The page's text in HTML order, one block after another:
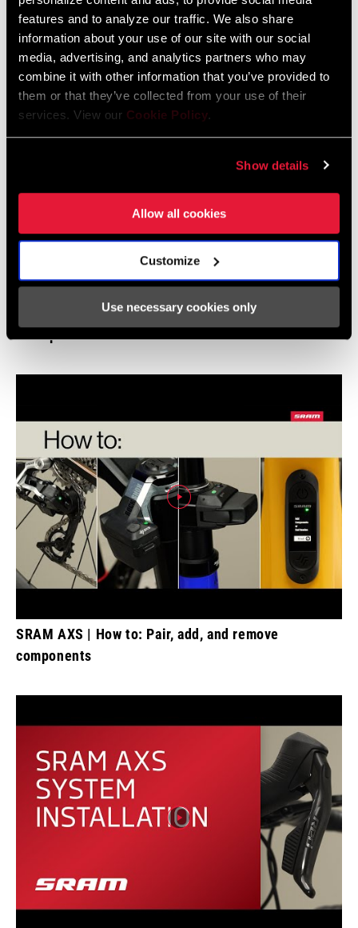
features and to analyze our traffic. We also share
information about your use of our site with our social
media, advertising, and analytics partners who may
combine it with other information that you’ve provided to
them or that they’ve collected from your use of their
services. View our Cookie Policy.
Show details
Allow all cookies
Customize
Use necessary cookies only
SRAM Brakes | How to: Bed In Disc Brakes
SRAM ROAD AXS Front Derailleur Installation with
SRAM AXS | How to: Pair, add, and remove
components